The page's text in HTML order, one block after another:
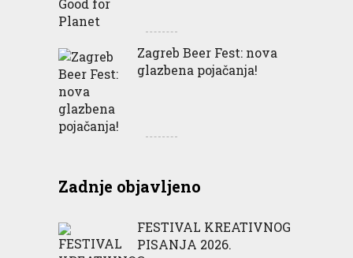
Zagreb Beer Fest: nova
glazbena pojačanja!
Zadnje objavljeno
FESTIVAL KREATIVNOG
PISANJA 2026.